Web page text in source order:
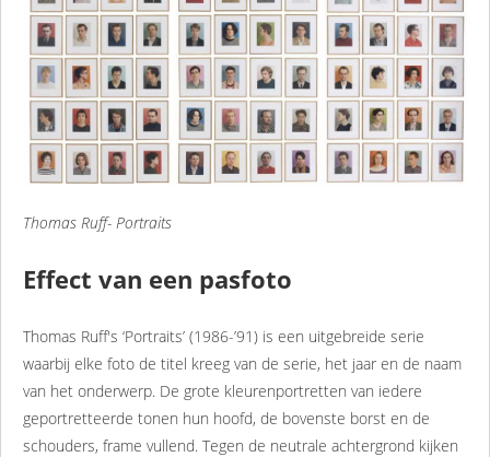
Thomas Ruff- Portraits
Effect van een pasfoto
Thomas Ruff's ‘Portraits’ (1986-’91) is een uitgebreide serie
waarbij elke foto de titel kreeg van de serie, het jaar en de naam
van het onderwerp. De grote kleurenportretten van iedere
geportretteerde tonen hun hoofd, de bovenste borst en de
schouders, frame vullend. Tegen de neutrale achtergrond kijken